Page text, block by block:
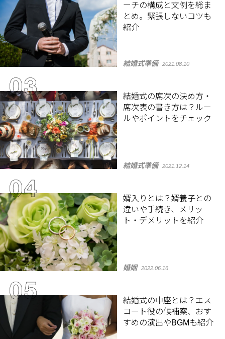
ーチの構成と文例を総ま
とめ。緊張しないコツも
紹介
結婚式準備 2021.08.10
結婚式の席次の決め方・
席次表の書き方は？ルー
ルやポイントをチェック
結婚式準備 2021.12.14
婿入りとは？婿養子との
違いや手続き、メリッ
ト・デメリットを紹介
婚姻 2022.06.16
結婚式の中座とは？エス
コート役の候補案、おす
すめの演出やBGMも紹介